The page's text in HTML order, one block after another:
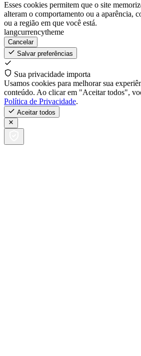
Esses cookies permitem que o site
alteram o comportamento ou a aparência,
ou a região em que você está.
langcurrencytheme
Cancelar
Salvar preferências
Sua privacidade importa
Usamos cookies para melhorar sua
conteúdo. Ao clicar em "Aceitar todos",
Política de Privacidade.
Aceitar todos